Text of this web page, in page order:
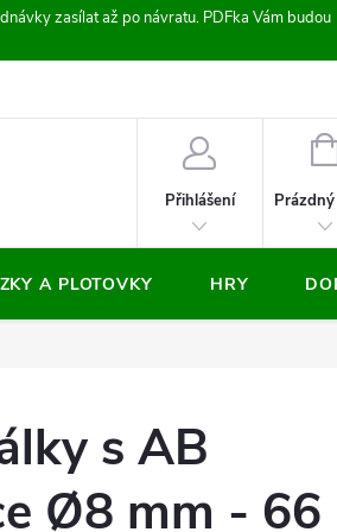
zasílat až po návratu. PDFka Vám budou
Přihlášení
A PLOTOVKY HRY
s AB
Ø8 mm - 66